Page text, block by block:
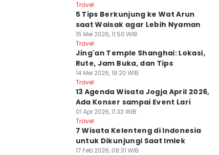
Travel
5 Tips Berkunjung ke Wat Arun
saat Waisak agar Lebih Nyaman
15 Mei 2026, 11:50 WIB
Travel
Jing'an Temple Shanghai: Lokasi,
Rute, Jam Buka, dan Tips
14 Mei 2026, 19:20 WIB
Travel
13 Agenda Wisata Jogja April 2026,
Ada Konser sampai Event Lari
01 Apr 2026, 11:33 WIB
Travel
7 Wisata Kelenteng di Indonesia
untuk Dikunjungi Saat Imlek
17 Feb 2026, 08:31 WIB